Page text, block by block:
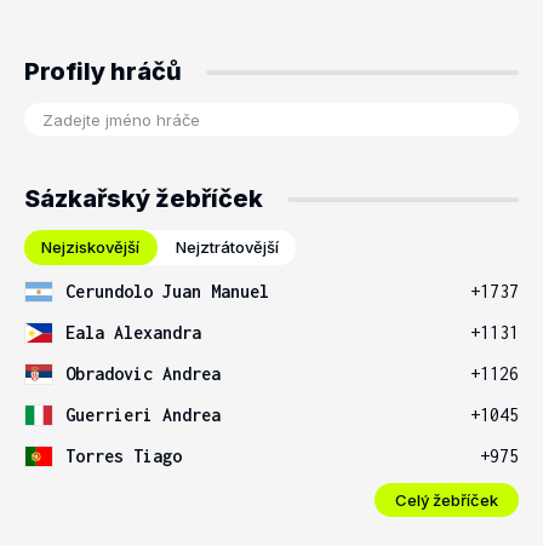
Profily hráčů
Sázkařský žebříček
Nejziskovější Nejztrátovější
Cerundolo Juan Manuel
+1737
Eala Alexandra
+1131
Obradovic Andrea
+1126
Guerrieri Andrea
+1045
Torres Tiago
+975
Celý žebříček